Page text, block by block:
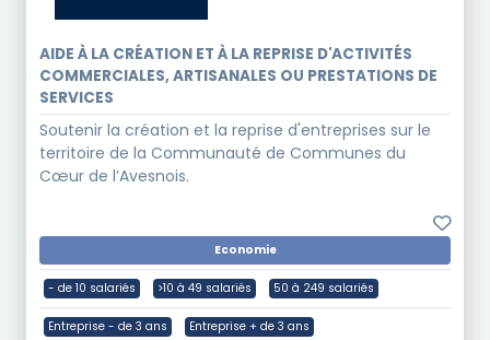
AIDE À LA CRÉATION ET À LA REPRISE D'ACTIVITÉS
COMMERCIALES, ARTISANALES OU PRESTATIONS DE
SERVICES
Soutenir la création et la reprise d'entreprises sur le
territoire de la Communauté de Communes du
Cœur de l’Avesnois.
Economie
- de 10 salariés >10 à 49 salariés 50 à 249 salariés
Entreprise - de 3 ans Entreprise + de 3 ans